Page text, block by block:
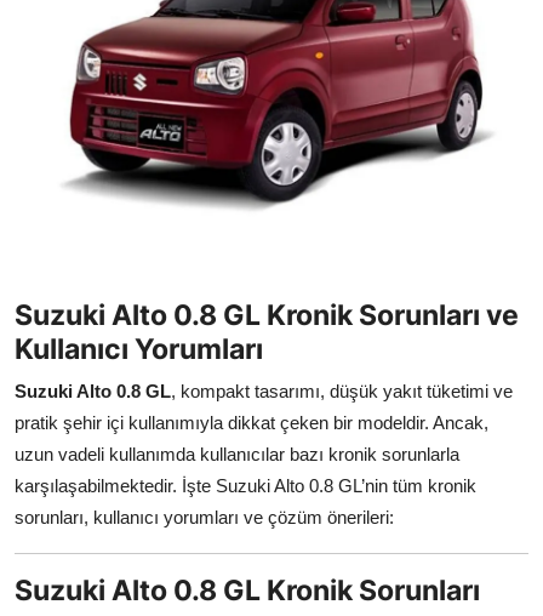
Bakım & Arıza Çözümleri
Elektrikli & Hibrit
Kiralama & Filo
Sürüş & Güvenlik
LPG & Yakıt
Elektrik & Akü
Klima & Konfor
Aydınlatma & Görüş
Şanzıman & Aktarma
Dizel Sistemler
Suzuki Alto 0.8 GL Kronik Sorunları ve
Kullanıcı Yorumları
Suzuki Alto 0.8 GL, kompakt tasarımı, düşük yakıt tüketimi ve
pratik şehir içi kullanımıyla dikkat çeken bir modeldir. Ancak,
uzun vadeli kullanımda kullanıcılar bazı kronik sorunlarla
karşılaşabilmektedir. İşte Suzuki Alto 0.8 GL’nin tüm kronik
sorunları, kullanıcı yorumları ve çözüm önerileri:
Suzuki Alto 0.8 GL Kronik Sorunları